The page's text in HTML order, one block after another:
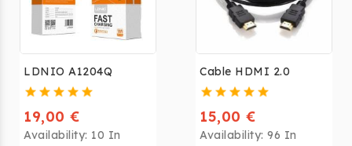
LDNIO A1204Q
19,00 €
Availability: 10 In
Cable HDMI 2.0
15,00 €
Availability: 96 In